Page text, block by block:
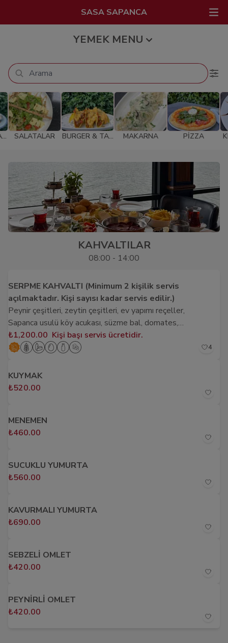
SASA SAPANCA
YEMEK MENU
SALATALAR
BURGER & TAC
MAKARNA PİZZA
KAHVALTILAR
08:00 - 14:00
SERPME KAHVALTI (Minimum 2 kişilik servis
açılmaktadır. Kişi sayısı kadar servis edilir.)
Peynir çeşitleri, zeytin çeşitleri, ev yapımı reçeller,
Sapanca usulü köy acukası, süzme bal, domates,
salatalık, patates kızartması, sigara böreği, hamur
kızartması, simit, boşnak böreği, kruvasan, eritme köy
mevsimine göre kek veya meyve tabağı, kahvaltı
boyunca sınırsız çay ve su
₺1,200.00 Kişi başı servis ücretidir.
4
KUYMAK
₺520.00
MENEMEN
₺460.00
SUCUKLU YUMURTA
₺560.00
KAVURMALI YUMURTA
₺690.00
SEBZELİ OMLET
₺420.00
PEYNİRLİ OMLET
₺420.00